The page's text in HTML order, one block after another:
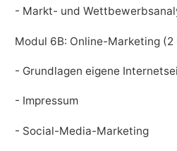
- Markt- und
Modul 6B: Online-Marketing
- Grundlagen eigene
- Impressum
- Social-Media-Marketing